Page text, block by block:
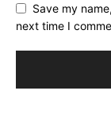
Save my
next time I